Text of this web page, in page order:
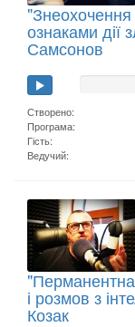
"Знеохочення
ознаками дії
Самсонов
Створено:
Програма:
Гість:
Ведучий:
і розмов з
Козак